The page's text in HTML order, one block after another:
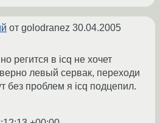
от golodranez 30.04.2005
регится в icq не хочет
левый сервак, переходи
без проблем я icq подцепил.